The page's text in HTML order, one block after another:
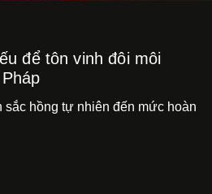
để tôn vinh đôi môi
sắc hồng tự nhiên đến mức hoàn